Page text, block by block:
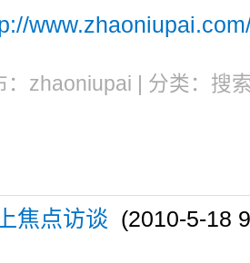
：zhaoniupai | 分类：搜
焦点访谈 (2010-5-18